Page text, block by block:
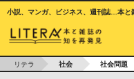
小説、マンガ、ビジネス、週刊誌…本と
リテラ 社会 社会問題